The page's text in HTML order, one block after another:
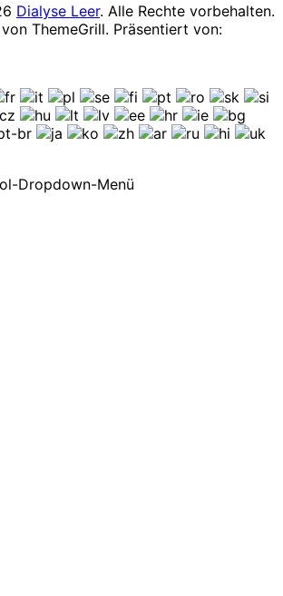
Dialyse Leer. Alle Rechte vorbehalten.
von ThemeGrill. Präsentiert von: